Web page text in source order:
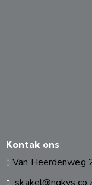
Kontak ons
Van Heerdenweg